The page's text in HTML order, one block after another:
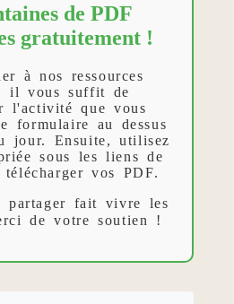
de PDF
gratuitement !
à nos ressources
il vous suffit de
l'activité que vous
formulaire au dessus
jour. Ensuite, utilisez
sous les liens de
vos PDF.
partager fait vivre les
de votre soutien !